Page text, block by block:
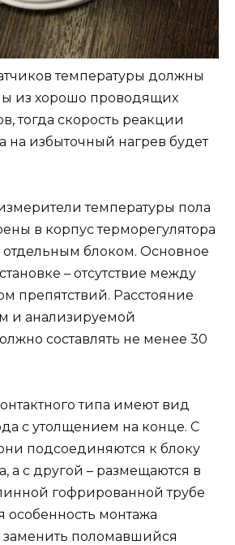
температуры должны
из хорошо проводящих
тогда скорость реакции
на избыточный нагрев будет
температуры пола
в корпус терморегулятора
блоком. Основное
– отсутствие между
препятствий. Расстояние
и анализируемой
составлять не менее 30
типа имеют вид
с утолщением на конце. С
подсоединяются к блоку
а с другой – размещаются в
гофрированной трубе
особенность монтажа
заменить поломавшийся